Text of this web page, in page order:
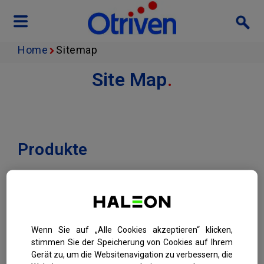
Home Sitemap
Site Map.
Produkte
OtriNatural Schnupfenspray
OtriNatural Baby
Otriven gegen Schnupfen 0,025%
Nasentropfen für Säuglinge und Kleinkinder
Wenn Sie auf „Alle Cookies akzeptieren“ klicken,
stimmen Sie der Speicherung von Cookies auf Ihrem
Gerät zu, um die Websitenavigation zu verbessern, die